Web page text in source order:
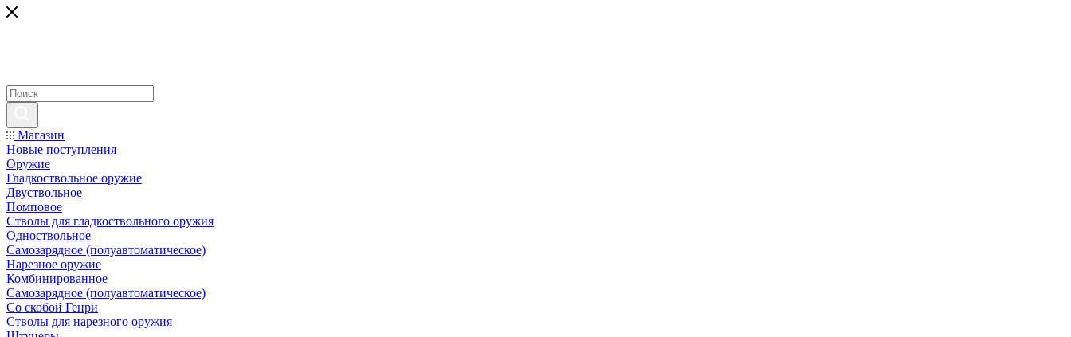
Магазин
Новые поступления
Оружие
Гладкоствольное оружие
Двуствольное
Помповое
Стволы для гладкоствольного оружия
Одноствольное
Самозарядное (полуавтоматическое)
Нарезное оружие
Комбинированное
Самозарядное (полуавтоматическое)
Со скобой Генри
Стволы для нарезного оружия